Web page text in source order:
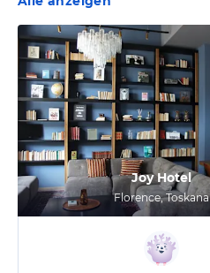
Joy Hotel
Florence, Toskana